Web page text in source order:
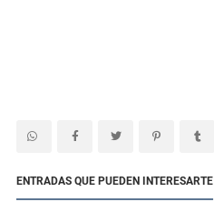
ENTRADAS QUE PUEDEN INTERESARTE